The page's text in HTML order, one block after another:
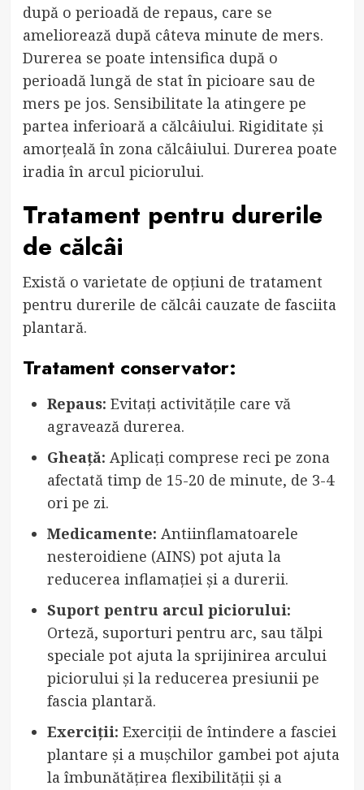
după o perioadă de repaus, care se
ameliorează după câteva minute de mers.
Durerea se poate intensifica după o
perioadă lungă de stat în picioare sau de
mers pe jos. Sensibilitate la atingere pe
partea inferioară a călcâiului. Rigiditate și
amorțeală în zona călcâiului. Durerea poate
iradia în arcul piciorului.
Tratament pentru durerile
de călcâi
Există o varietate de opțiuni de tratament
pentru durerile de călcâi cauzate de fasciita
plantară.
Tratament conservator:
Repaus: Evitați activitățile care vă
agravează durerea.
Gheață: Aplicați comprese reci pe zona
afectată timp de 15-20 de minute, de 3-4
ori pe zi.
Medicamente: Antiinflamatoarele
nesteroidiene (AINS) pot ajuta la
reducerea inflamației și a durerii.
Suport pentru arcul piciorului:
Orteză, suporturi pentru arc, sau tălpi
speciale pot ajuta la sprijinirea arcului
piciorului și la reducerea presiunii pe
fascia plantară.
Exerciții: Exerciții de întindere a fasciei
plantare și a mușchilor gambei pot ajuta
la îmbunătățirea flexibilității și a